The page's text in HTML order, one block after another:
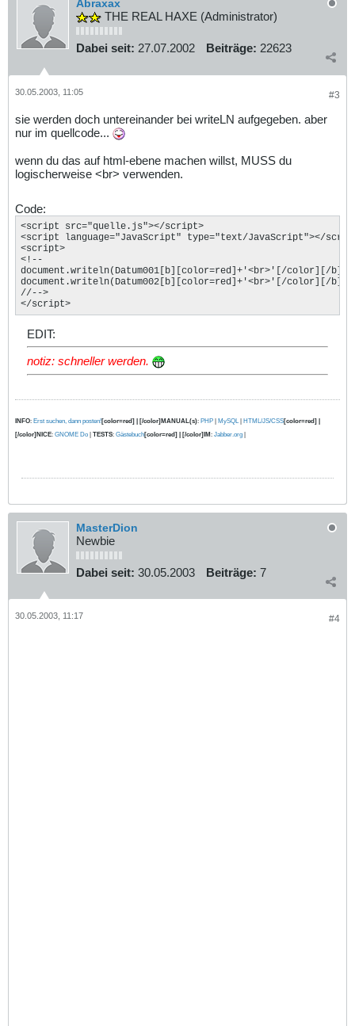
Abraxax
THE REAL HAXE (Administrator)
Dabei seit: 27.07.2002 Beiträge: 22623
#3
30.05.2003, 11:05
sie werden doch untereinander bei writeLN aufgegeben. aber
nur im quellcode...
wenn du das auf html-ebene machen willst, MUSS du
logischerweise <br> verwenden.
Code:
<script src="quelle.js"></script>
<script language="JavaScript" type="text/JavaScript"></
<script>
<!--
document.writeln(Datum001[b][color=red]+'<br>'[/color][/b]);
document.writeln(Datum002[b][color=red]+'<br>'[/color][/b]);
//-->
</script>
EDIT:
notiz: schneller werden.
INFO: Erst suchen, dann posten![color=red] | [/color]MANUAL(s): PHP MySQL| HTML/JS/CSS[color=red] |
[/color]NICE: GNOME Do TESTS: Gästebuch[color=red] | [/color]IM : Jabber.org
MasterDion
Newbie
Dabei seit: 30.05.2003 Beiträge: 7
#4
30.05.2003, 11:17